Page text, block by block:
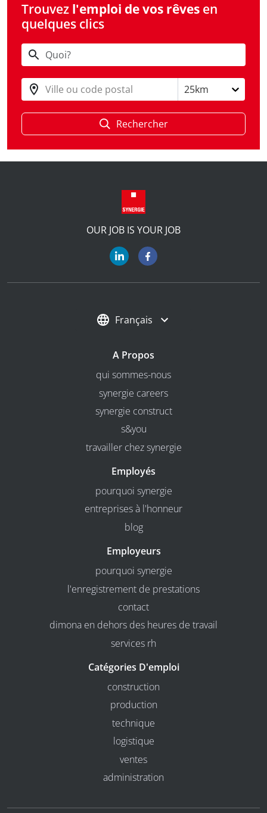
Trouvez l'emploi de vos rêves en
quelques clics
Ville ou code postal 25km
Rechercher
OUR JOB IS YOUR JOB
Français
A Propos
qui sommes-nous
synergie careers
synergie construct
s&you
travailler chez synergie
Employés
pourquoi synergie
entreprises à l'honneur
blog
Employeurs
pourquoi synergie
l'enregistrement de prestations
contact
dimona en dehors des heures de travail
services rh
Catégories D'emploi
construction
production
technique
logistique
ventes
administration